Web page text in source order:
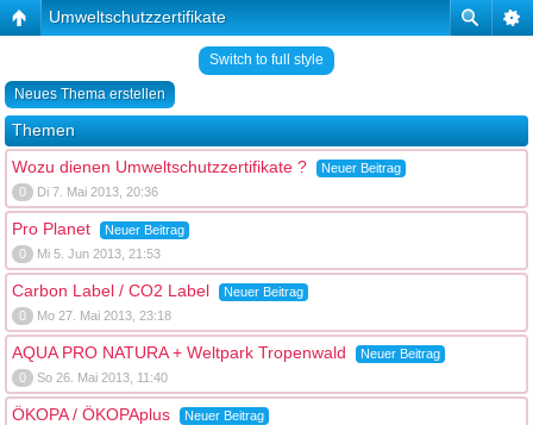
Umweltschutzzertifikate
Switch to full style
Neues Thema erstellen
Themen
Wozu dienen Umweltschutzzertifikate ?
Neuer Beitrag
0
Di 7. Mai 2013, 20:36
Pro Planet
Neuer Beitrag
0
Mi 5. Jun 2013, 21:53
Carbon Label / CO2 Label
Neuer Beitrag
0
Mo 27. Mai 2013, 23:18
AQUA PRO NATURA + Weltpark Tropenwald
Neuer Beitrag
0
So 26. Mai 2013, 11:40
ÖKOPA / ÖKOPAplus
Neuer Beitrag